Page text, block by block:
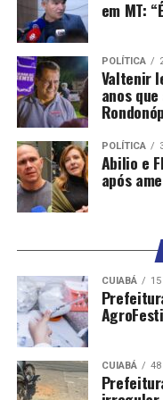
graduado em
PUC-Rio. Foi
Ministério do
Nacional de
Turismo, e Secretário
Governo do Estado
membro do
Riocentro.Secretaria
Lins
pública. Iniciou
Recreação e Lazer
prefeito de Osasco,
cidade em sua
Comunicação: Fábio
Com experiência
em MT:
POLÍTICA
Valtenir
anos
POLÍTICA
Abilio e
após
CUIABÁ
CUIABÁ